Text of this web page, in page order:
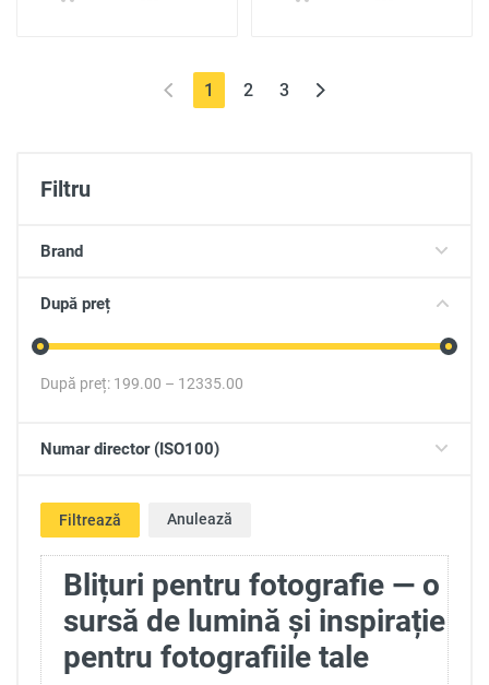
Filtru
Brand
După preț
După preț: 199.00 – 12335.00
Numar director (ISO100)
Filtrează Anulează
Blițuri pentru fotografie — o
sursă de lumină și inspirație
pentru fotografiile tale
1 (current)
2 3